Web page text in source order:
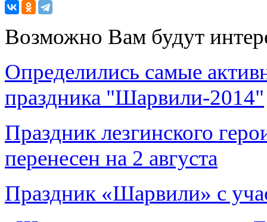
Возможно Вам будут
Определились самые
праздника "Шарвили-2014"
Праздник лезгинского
перенесен на 2 августа
Праздник «Шарвили» с